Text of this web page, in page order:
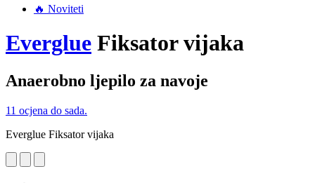
🔥 Noviteti
Everglue Fiksator vijaka
Anaerobno ljepilo za navoje
11 ocjena do sada.
Everglue Fiksator vijaka